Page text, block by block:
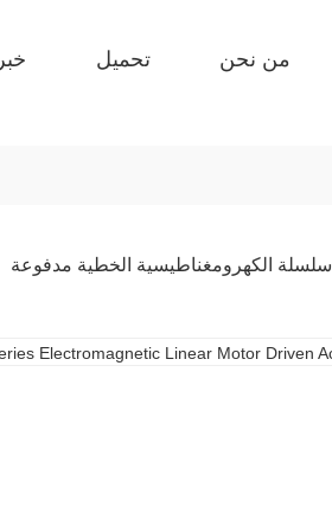
من نحن تحميل خبر
YZX سلسلة الكهرومغناطيسية الخطية مدفوعة